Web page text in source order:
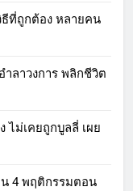
ธีที่ถูกต้อง หลายคน
ลาวงการ พลิกชีวิต
ไม่เคยถูกบูลลี่ เผย
น 4 พฤติกรรมตอน